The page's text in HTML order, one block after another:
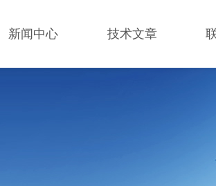
新闻中心 技术文章